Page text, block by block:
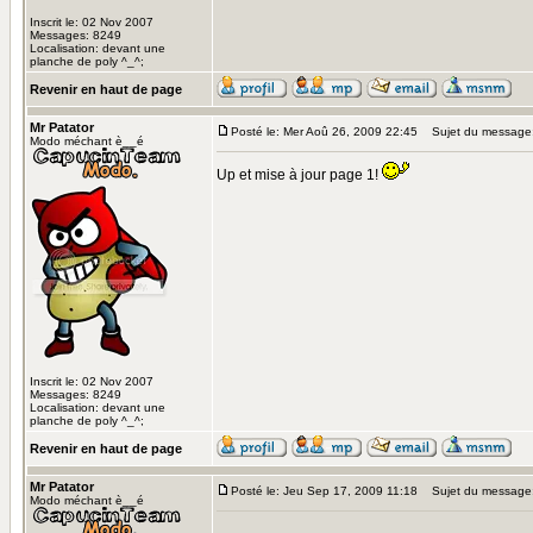
Inscrit le: 02 Nov 2007
Messages: 8249
Localisation: devant une
planche de poly ^_^;
Revenir en haut de page
Mr Patator
Modo méchant è__é
Inscrit le: 02 Nov 2007
Messages: 8249
Localisation: devant une
planche de poly ^_^;
Posté le: Mer Aoû 26, 2009 22:45 Sujet du
Up et mise à jour page 1!
Revenir en haut de page
Mr Patator
Modo méchant è__é
Posté le: Jeu Sep 17, 2009 11:18 Sujet du